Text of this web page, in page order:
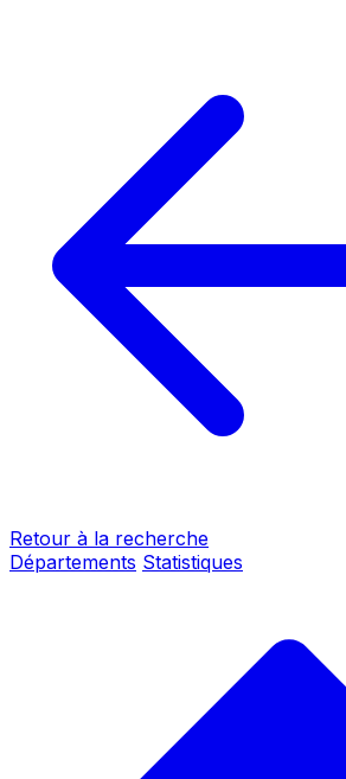
Retour à la recherche
Départements Statistiques